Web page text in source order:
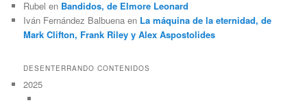
Rubel en Bandidos, de Elmore Leonard
Iván Fernández Balbuena en La máquina de la eternidad, de
Mark Clifton, Frank Riley y Alex Aspostolides
DESENTERRANDO CONTENIDOS
2025